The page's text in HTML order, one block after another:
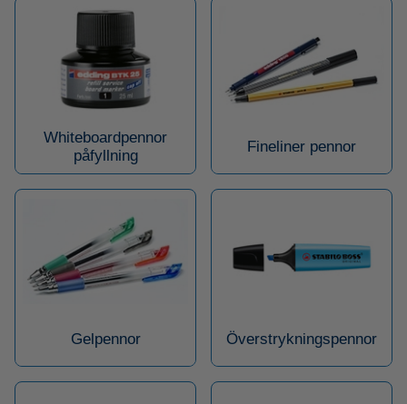
Whiteboardpennor
påfyllning
Fineliner pennor
Gelpennor Överstrykningspennor